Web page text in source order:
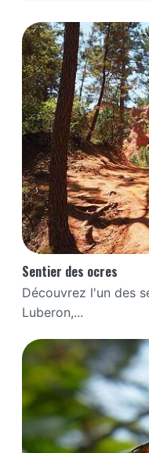
Sentier des ocres
Découvrez l'un des
Luberon,...